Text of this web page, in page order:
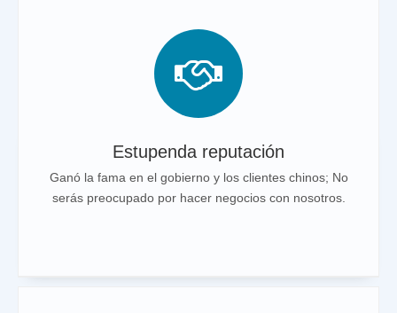
Estupenda reputación
Ganó la fama en el gobierno y los clientes chinos; No
serás preocupado por hacer negocios con nosotros.